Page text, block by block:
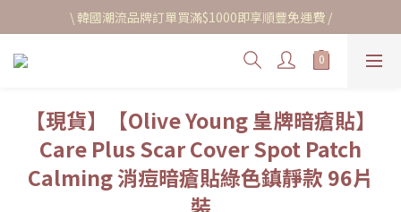
\ 韓國潮流品牌訂單買滿$1000即享順豐免運費 /
【現貨】【Olive Young 皇牌暗瘡貼】
Care Plus Scar Cover Spot Patch
Calming 消痘暗瘡貼綠色鎮靜款 96片
裝